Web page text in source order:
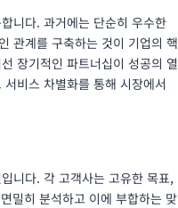
니다. 과거에는 단순히 우수한
관계를 구축하는 것이 기업의 핵
장기적인 파트너십이 성공의 열
비스 차별화를 통해 시장에서
니다. 각 고객사는 고유한 목표,
밀히 분석하고 이에 부합하는 맞